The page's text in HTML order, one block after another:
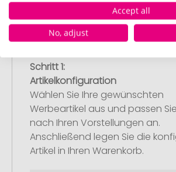
Schritt 1:
Artikelkonfiguration
Wählen Sie Ihre gewünschten
Werbeartikel aus und passen
nach Ihren Vorstellungen an.
Anschließend legen Sie die
Artikel in Ihren Warenkorb.
Accept all
No, adjust